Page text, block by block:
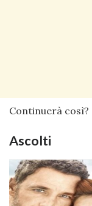
Continuerà
Ascolti